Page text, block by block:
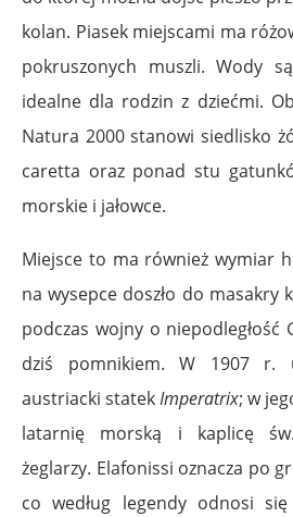
kolan. Piasek miejscami ma
pokruszonych muszli. Wody
idealne dla rodzin z dziećmi.
Natura 2000 stanowi siedlisko
caretta oraz ponad stu
morskie i jałowce.
Miejsce to ma również wymiar
na wysepce doszło do masakry
podczas wojny o niepodległość
dziś pomnikiem. W 1907 r.
austriacki statekImperatrix; w
latarnię morską i kaplicę
żeglarzy. Elafonissi oznacza po
co według legendy odnosi